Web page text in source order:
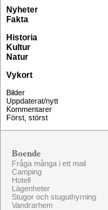
Nyheter
Fakta
Historia
Kultur
Natur
Vykort
Bilder
Uppdaterat/nytt
Kommentarer
Först, störst
Boende
Fråga många i ett mail
Camping
Hotell
Lägenheter
Stugor och stuguthyrning
Vandrarhem